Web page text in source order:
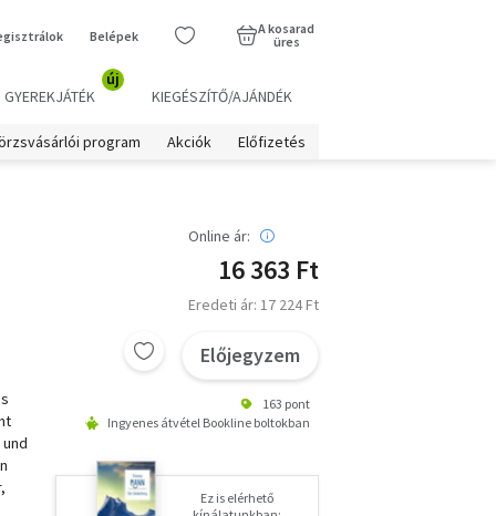
Belépek
A kosarad
üres
GYEREKJÁTÉK
új
KIEGÉSZÍTŐ/AJÁNDÉK
program Akciók Előfizetés
Online ár:
16 363 Ft
Eredeti ár: 17 224 Ft
Előjegyzem
163 pont
Ingyenes átvétel Bookline boltokban
Ez is elérhető